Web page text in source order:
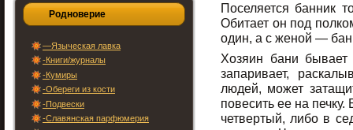
Родноверие
—Языческая лавка
-Книги/журналы
-Кумиры
-Обереги из кости
-Подвески
-Славянская парфюмерия
Поселяется банник
Обитает он под
один, а с женой —
Хозяин бани бывает
запаривает,
людей, может
повесить ее на
четвертый, либо в